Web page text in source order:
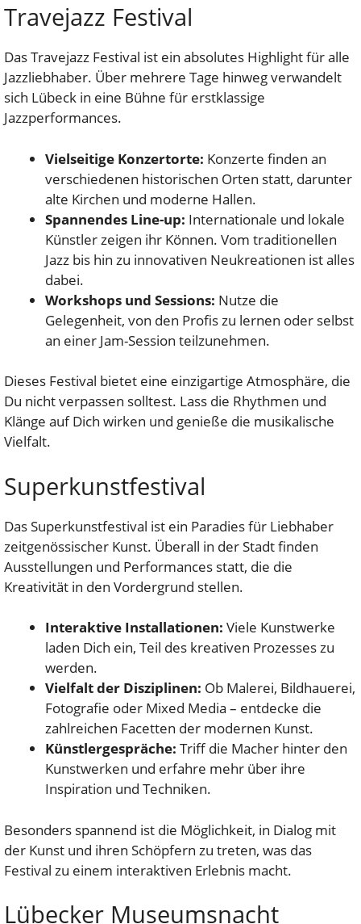
Travejazz Festival
Das Travejazz Festival ist ein absolutes Highlight für alle
Jazzliebhaber. Über mehrere Tage hinweg verwandelt
sich Lübeck in eine Bühne für erstklassige
Jazzperformances.
Vielseitige Konzertorte: Konzerte finden an
verschiedenen historischen Orten statt, darunter
alte Kirchen und moderne Hallen.
Spannendes Line-up: Internationale und lokale
Künstler zeigen ihr Können. Vom traditionellen
Jazz bis hin zu innovativen Neukreationen ist alles
dabei.
Workshops und Sessions: Nutze die
Gelegenheit, von den Profis zu lernen oder selbst
an einer Jam-Session teilzunehmen.
Dieses Festival bietet eine einzigartige Atmosphäre, die
Du nicht verpassen solltest. Lass die Rhythmen und
Klänge auf Dich wirken und genieße die musikalische
Vielfalt.
Superkunstfestival
Das Superkunstfestival ist ein Paradies für Liebhaber
zeitgenössischer Kunst. Überall in der Stadt finden
Ausstellungen und Performances statt, die die
Kreativität in den Vordergrund stellen.
Interaktive Installationen: Viele Kunstwerke
laden Dich ein, Teil des kreativen Prozesses zu
werden.
Vielfalt der Disziplinen: Ob Malerei, Bildhauerei,
Fotografie oder Mixed Media – entdecke die
zahlreichen Facetten der modernen Kunst.
Künstlergespräche: Triff die Macher hinter den
Kunstwerken und erfahre mehr über ihre
Inspiration und Techniken.
Besonders spannend ist die Möglichkeit, in Dialog mit
der Kunst und ihren Schöpfern zu treten, was das
Festival zu einem interaktiven Erlebnis macht.
Lübecker Museumsnacht